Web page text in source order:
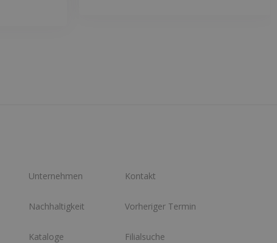
Unternehmen
Nachhaltigkeit
Kataloge
Kontakt
Vorheriger Termin
Filialsuche